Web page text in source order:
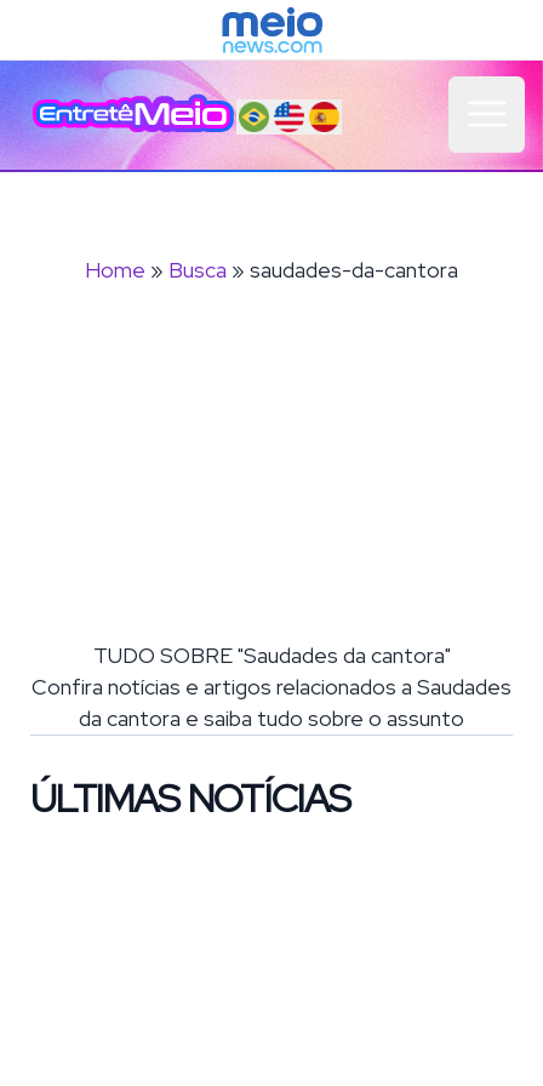
Home » Busca » saudades-da-cantora
TUDO SOBRE "Saudades da cantora"
Confira notícias e artigos relacionados a Saudades
da cantora e saiba tudo sobre o assunto
ÚLTIMAS NOTÍCIAS